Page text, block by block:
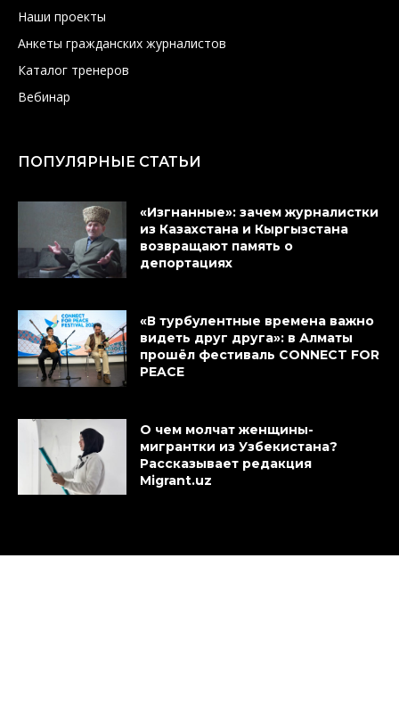
Наши проекты
Анкеты гражданских журналистов
Каталог тренеров
Вебинар
ПОПУЛЯРНЫЕ СТАТЬИ
«Изгнанные»: зачем журналистки
из Казахстана и Кыргызстана
возвращают память о
депортациях
«В турбулентные времена важно
видеть друг друга»: в Алматы
прошёл фестиваль CONNECT FOR
PEACE
О чем молчат женщины-
мигрантки из Узбекистана?
Рассказывает редакция
Migrant.uz